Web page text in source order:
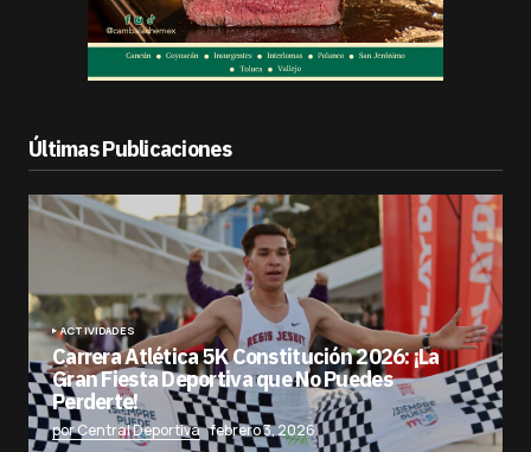
Últimas Publicaciones
ACTIVIDADES
Carrera Atlética 5K Constitución 2026: ¡La
Gran Fiesta Deportiva que No Puedes
Perderte!
por Central Deportiva febrero 3, 2026